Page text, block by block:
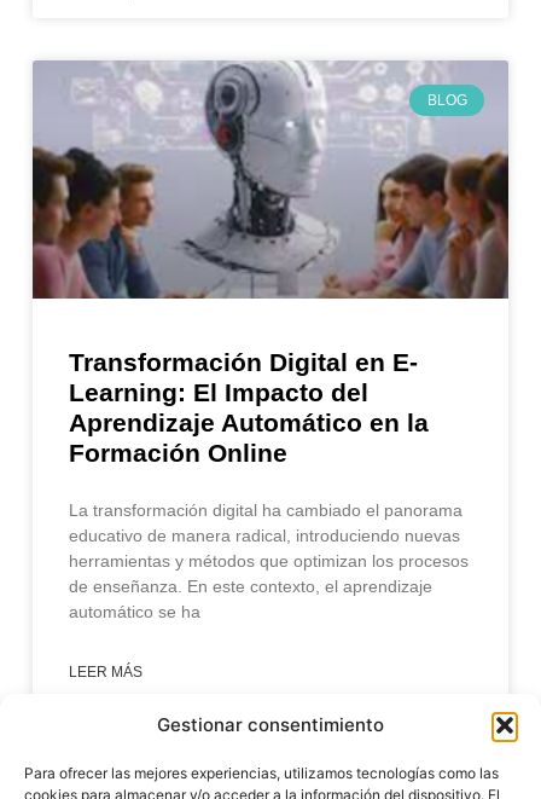
Gestionar consentimiento
Para ofrecer las mejores experiencias, utilizamos tecnologías como las
cookies para almacenar y/o acceder a la información del dispositivo. El
BLOG
Transformación Digital en E-
Learning: El Impacto del
Aprendizaje Automático en la
Formación Online
La transformación digital ha cambiado el panorama
educativo de manera radical, introduciendo nuevas
herramientas y métodos que optimizan los procesos
de enseñanza. En este contexto, el aprendizaje
automático se ha
LEER MÁS
enero 31, 2025